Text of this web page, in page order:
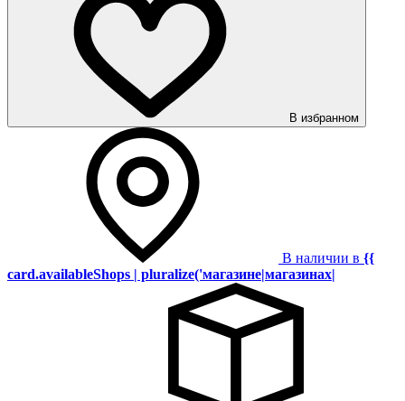
В избранном
В наличии в {{
card.availableShops | pluralize('магазине|магазинах|